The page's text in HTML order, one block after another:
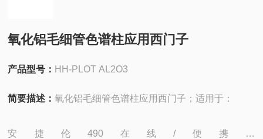
氧化铝毛细管色谱柱应用西门子
产品型号： HH-PLOT AL2O3
简要描述：氧化铝毛细管色谱柱应用西门子；适用于：
安捷伦490在线/便携，